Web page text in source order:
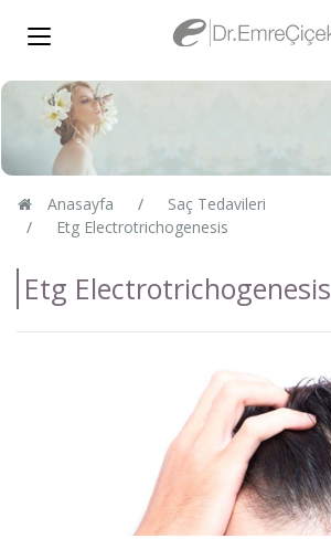
Anasayfa
Saç Tedavileri
Etg Electrotrichogenesis
Etg Electrotrichogenesis